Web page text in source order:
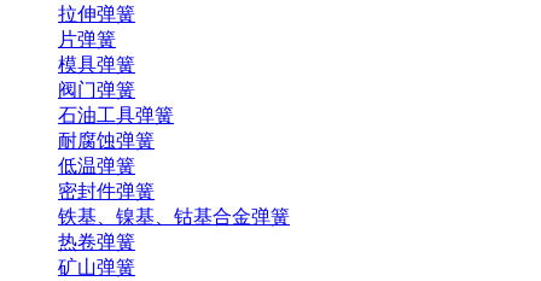
拉伸弹簧
片弹簧
模具弹簧
阀门弹簧
石油工具弹簧
耐腐蚀弹簧
低温弹簧
密封件弹簧
铁基、镍基、钴基合金弹簧
热卷弹簧
矿山弹簧